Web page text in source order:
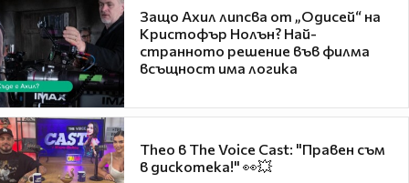
Защо Ахил липсва от „Одисей“ на
Кристофър Нолън? Най-
странното решение във филма
всъщност има логика
Theo в The Voice Cast: "Правен съм
в дискотека!" 👀💥